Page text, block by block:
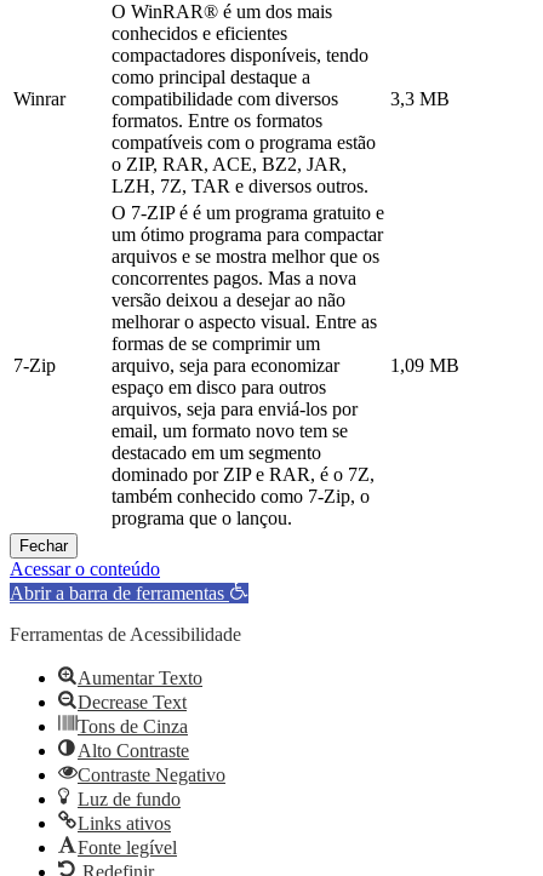
Winrar
O WinRAR® é um dos mais
conhecidos e eficientes
compactadores disponíveis, tendo
como principal destaque a
compatibilidade com diversos
formatos. Entre os formatos
compatíveis com o programa estão
o ZIP, RAR, ACE, BZ2, JAR,
LZH, 7Z, TAR e diversos outros.
3,3 MB
7-Zip
O 7-ZIP é é um programa gratuito e
um ótimo programa para compactar
arquivos e se mostra melhor que os
concorrentes pagos. Mas a nova
versão deixou a desejar ao não
melhorar o aspecto visual. Entre as
formas de se comprimir um
arquivo, seja para economizar
espaço em disco para outros
arquivos, seja para enviá-los por
email, um formato novo tem se
destacado em um segmento
dominado por ZIP e RAR, é o 7Z,
também conhecido como 7-Zip, o
programa que o lançou.
1,09 MB
Fechar
Acessar o conteúdo
Abrir a barra de ferramentas
Ferramentas de Acessibilidade
Aumentar Texto
Decrease Text
Tons de Cinza
Alto Contraste
Contraste Negativo
Luz de fundo
Links ativos
Fonte legível
Redefinir